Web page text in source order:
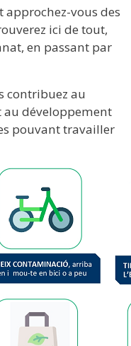
approchez-vous des
ici de tout,
en passant par
contribuez au
développement
pouvant travailler